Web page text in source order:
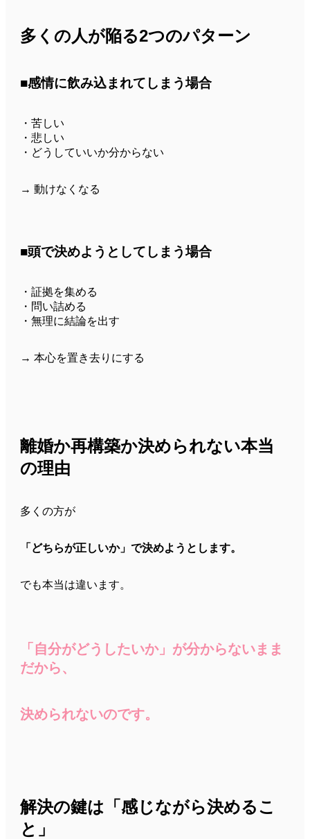
多くの人が陥る2つのパターン
■感情に飲み込まれてしまう場合
・苦しい
・悲しい
・どうしていいか分からない
→ 動けなくなる
■頭で決めようとしてしまう場合
・証拠を集める
・問い詰める
・無理に結論を出す
→ 本心を置き去りにする
離婚か再構築か決められない本当
の理由
多くの方が
「どちらが正しいか」で決めようとします。
でも本当は違います。
「自分がどうしたいか」が分からないまま
だから、
決められないのです。
解決の鍵は「感じながら決めるこ
と」